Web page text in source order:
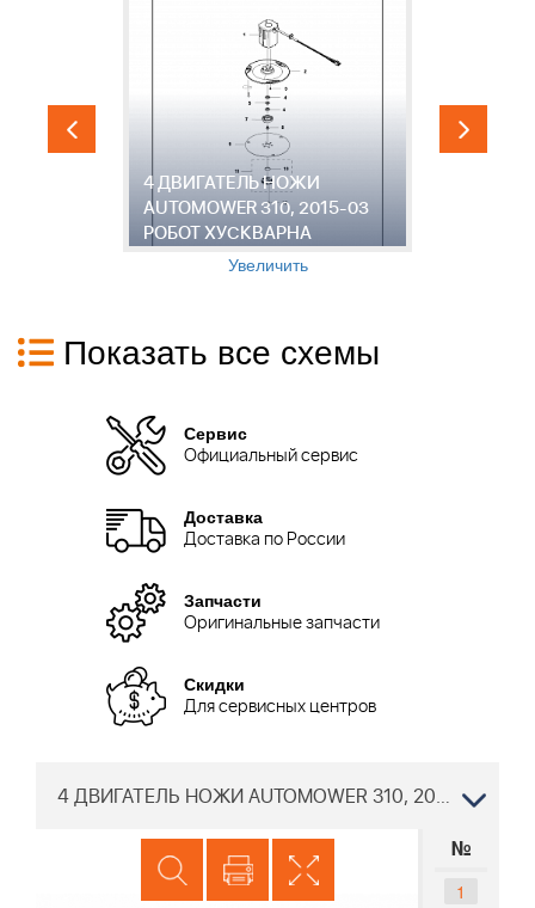
4 ДВИГАТЕЛЬ НОЖИ
AUTOMOWER 310, 2015-03
РОБОТ ХУСКВАРНА
Увеличить
Показать все схемы
Сервис
Официальный сервис
Доставка
Доставка по России
Запчасти
Оригинальные запчасти
Скидки
Для сервисных центров
4 ДВИГАТЕЛЬ НОЖИ AUTOMOWER 310, 2015-03 РОБОТ ХУСКВАРНА
№
1